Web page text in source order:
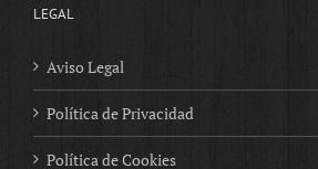
LEGAL
Aviso Legal
Política de Privacidad
Política de Cookies